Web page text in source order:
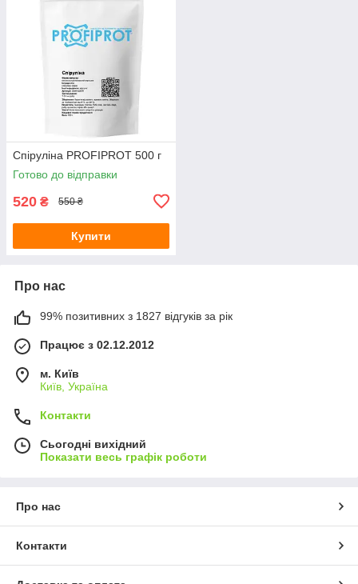
Спіруліна PROFIPROT 500 г
Готово до відправки
520 ₴ 550 ₴
Купити
Про нас
99% позитивних з 1827 відгуків за рік
Працює з 02.12.2012
м. Київ
Київ, Україна
Контакти
Сьогодні вихідний
Показати весь графік роботи
Про нас
Контакти